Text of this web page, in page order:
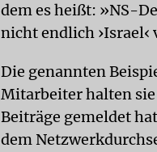
dem es heißt: »NS-
nicht endlich ›Israel‹
Die genannten
Mitarbeiter halten sie
Beiträge gemeldet
dem